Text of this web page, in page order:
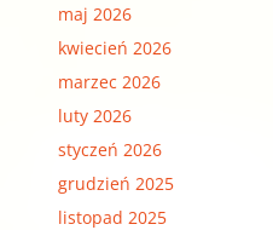
maj 2026
kwiecień 2026
marzec 2026
luty 2026
styczeń 2026
grudzień 2025
listopad 2025